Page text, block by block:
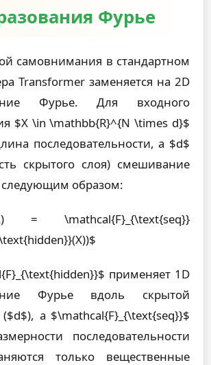
Фурье
самовнимания в стандартном
Transformer заменяется на 2D
Фурье. Для входного
$X \in \mathbb{R}^{N \times d}$
последовательности, а $d$
скрытого слоя) смешивание
следующим образом:
= \mathcal{F}_{\text{seq}}
применяет 1D
Фурье вдоль скрытой
а $\mathcal{F}_{\text{seq}}$
последовательности
только вещественные